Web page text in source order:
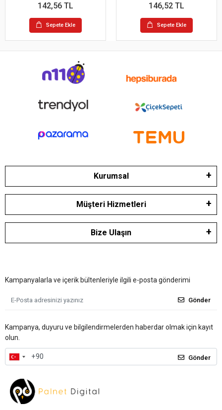
142,56 TL
Sepete Ekle
146,52 TL
Sepete Ekle
Kurumsal
Müşteri Hizmetleri
Bize Ulaşın
Kampanyalarla ve içerik bültenleriyle ilgili e-posta gönderimi
Gönder
Kampanya, duyuru ve bilgilendirmelerden haberdar olmak için kayıt
olun.
Gönder